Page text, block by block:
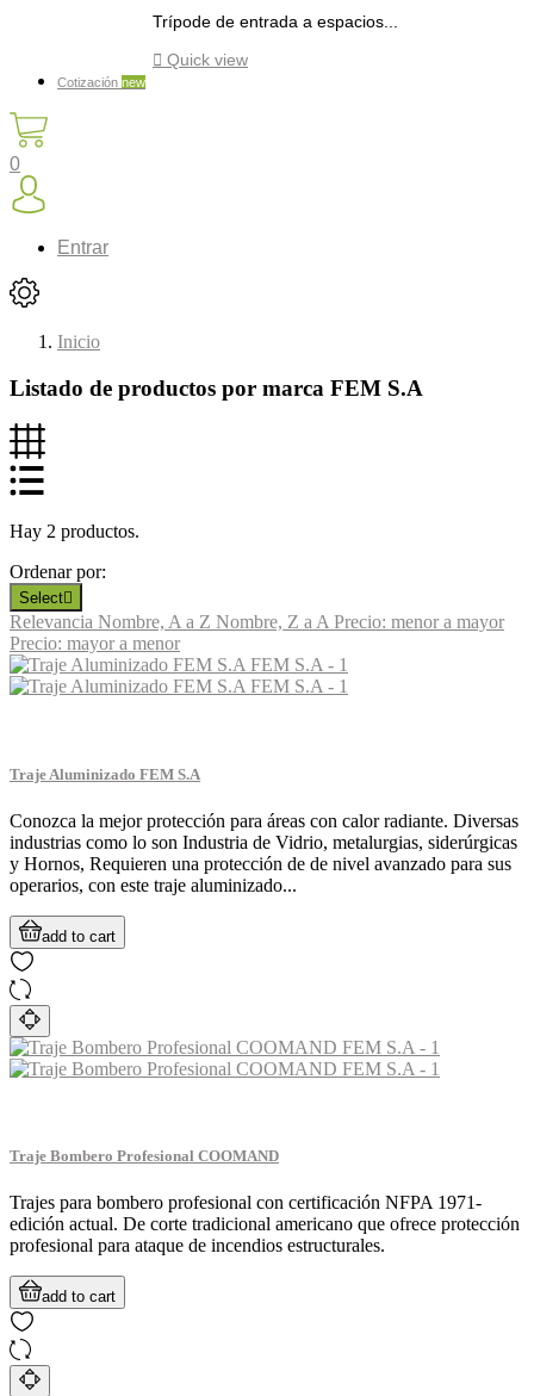
Trípode de entrada a espacios...
 Quick view
Cotización new
0
Entrar
Inicio
Listado de productos por marca FEM S.A
Hay 2 productos.
Ordenar por:
Select
Relevancia Nombre, A a Z Nombre, Z a APrecio: menor a mayor
Precio: mayor a menor
Traje Aluminizado FEM S.A
Conozca la mejor protección para áreas con calor radiante. Diversas
industrias como lo son Industria de Vidrio, metalurgias, siderúrgicas
y Hornos, Requieren una protección de de nivel avanzado para sus
operarios, con este traje aluminizado...
add to cart
Traje Bombero Profesional COOMAND
Trajes para bombero profesional con certificación NFPA 1971-
edición actual. De corte tradicional americano que ofrece protección
profesional para ataque de incendios estructurales.
add to cart